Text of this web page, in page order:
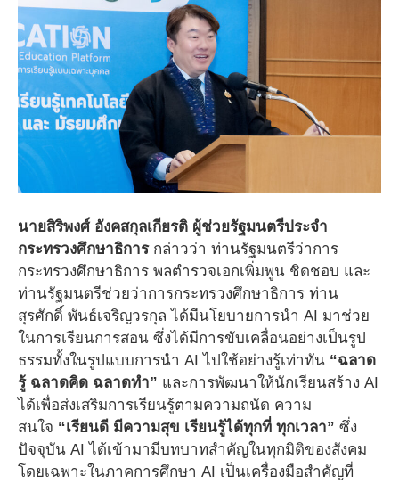
นายสิริพงศ์ อังคสกุลเกียรติ ผู้ช่วยรัฐมนตรีประจำ
กระทรวงศึกษาธิการ กล่าวว่า ท่านรัฐมนตรีว่าการ
กระทรวงศึกษาธิการ พลตำรวจเอกเพิ่มพูน ชิดชอบ และ
ท่านรัฐมนตรีช่วยว่าการกระทรวงศึกษาธิการ ท่าน
สุรศักดิ์ พันธ์เจริญวรกุล ได้มีนโยบายการนำ AI มาช่วย
ในการเรียนการสอน ซึ่งได้มีการขับเคลื่อนอย่างเป็นรูป
ธรรมทั้งในรูปแบบการนำ AI ไปใช้อย่างรู้เท่าทัน “ฉลาด
รู้ ฉลาดคิด ฉลาดทำ” และการพัฒนาให้นักเรียนสร้าง AI
ได้เพื่อส่งเสริมการเรียนรู้ตามความถนัด ความ
สนใจ “เรียนดี มีความสุข เรียนรู้ได้ทุกที่ ทุกเวลา” ซึ่ง
ปัจจุบัน AI ได้เข้ามามีบทบาทสำคัญในทุกมิติของสังคม
โดยเฉพาะในภาคการศึกษา AI เป็นเครื่องมือสำคัญที่